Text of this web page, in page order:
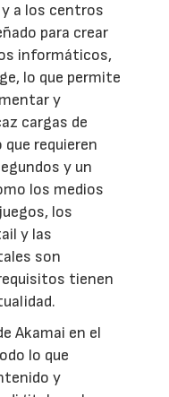
a los centros
para crear
informáticos,
lo que permite
y
cargas de
requieren
y un
los medios
los
y las
son
tienen
Akamai en el
lo que
y